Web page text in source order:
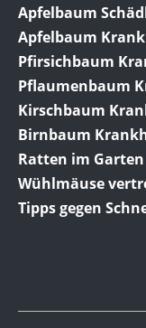
Apfelbaum
Apfelbaum
Pfirsichbaum
Pflaumenbaum
Kirschbaum
Birnbaum
Ratten im Garten
Wühlmäuse
Tipps gegen